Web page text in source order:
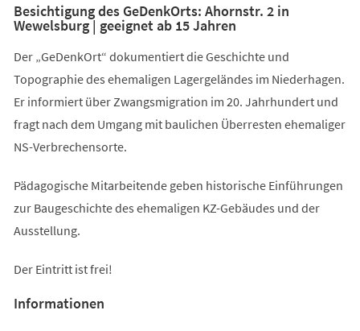
Besichtigung des GeDenkOrts: Ahornstr. 2 in
Wewelsburg | geeignet ab 15 Jahren
Der „GeDenkOrt“ dokumentiert die Geschichte und
Topographie des ehemaligen Lagergeländes im Niederhagen.
Er informiert über Zwangsmigration im 20. Jahrhundert und
fragt nach dem Umgang mit baulichen Überresten ehemaliger
NS-Verbrechensorte.
Pädagogische Mitarbeitende geben historische Einführungen
zur Baugeschichte des ehemaligen KZ-Gebäudes und der
Ausstellung.
Der Eintritt ist frei!
Informationen